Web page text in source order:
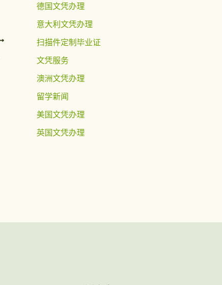
德国文凭办理
意大利文凭办理
扫描件定制毕业证
文凭服务
澳洲文凭办理
留学新闻
美国文凭办理
英国文凭办理